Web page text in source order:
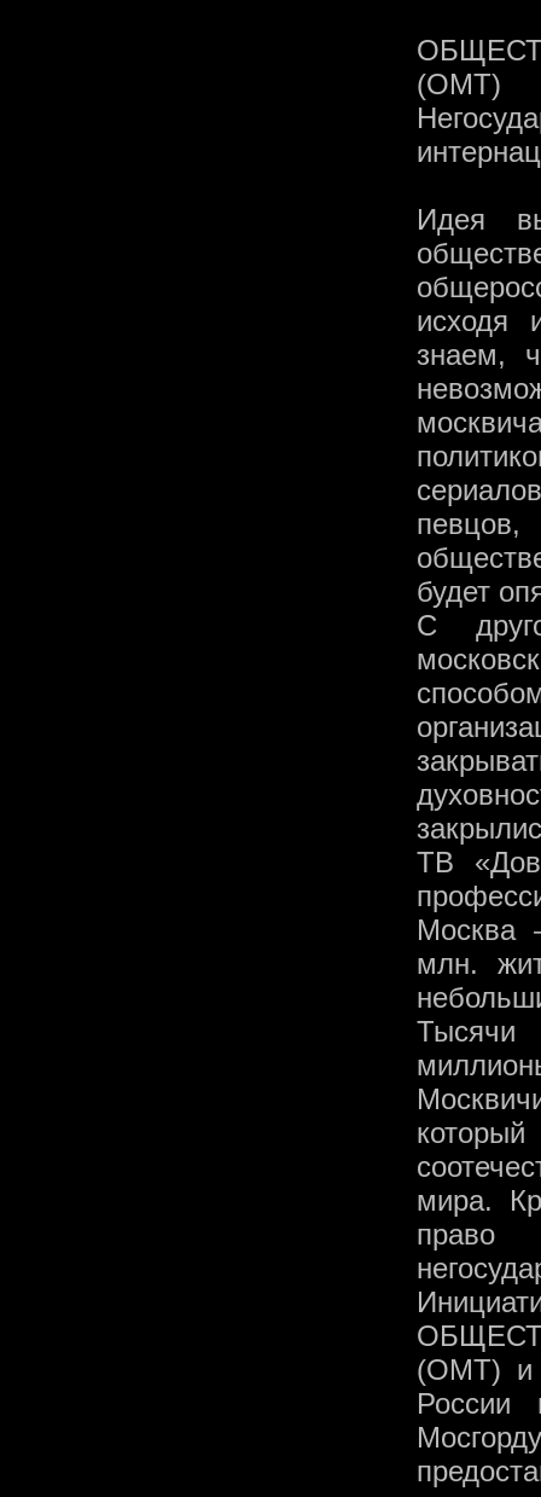
(ОМТ)
Идея
исходя
знаем,
певцов,
будет
С
ТВ
Москва
млн.
Тысячи
мира.
право
(ОМТ) и